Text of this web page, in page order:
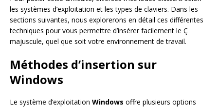
les systèmes d’exploitation et les types de claviers. Dans les
sections suivantes, nous explorerons en détail ces différentes
techniques pour vous permettre d’insérer facilement le Ç
majuscule, quel que soit votre environnement de travail.
Méthodes d’insertion sur
Windows
Le système d’exploitation Windows offre plusieurs options